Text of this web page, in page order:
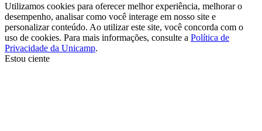
Utilizamos cookies para oferecer melhor experiência, melhorar o
desempenho, analisar como você interage em nosso site e
personalizar conteúdo. Ao utilizar este site, você concorda com o
uso de cookies. Para mais informações, consulte a Política de
Privacidade da Unicamp.
Estou ciente